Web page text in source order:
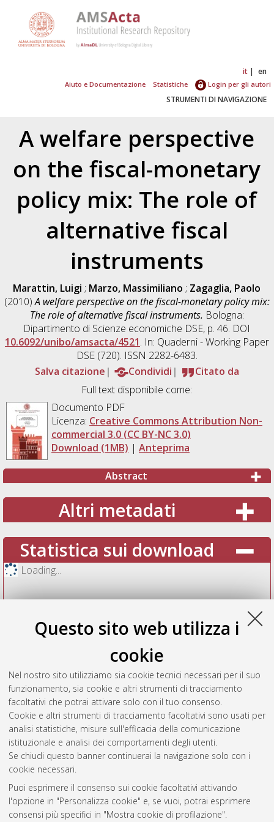
Questo sito web utilizza i
cookie
Nel nostro sito utilizziamo sia cookie tecnici necessari per il suo
funzionamento, sia cookie e altri strumenti di tracciamento
facoltativi che potrai attivare solo con il tuo consenso.
Cookie e altri strumenti di tracciamento facoltativi sono usati per
analisi statistiche, misure sull'efficacia della comunicazione
istituzionale e analisi dei comportamenti degli utenti.
Se chiudi questo banner continuerai la navigazione solo con i
cookie necessari.
Puoi esprimere il consenso sui cookie facoltativi attivando
l'opzione in "Personalizza cookie" e, se vuoi, potrai esprimere
consensi più specifici in "Mostra cookie di profilazione".
it en
Aiuto e Documentazione Statistiche Login per gli autori
STRUMENTI DI NAVIGAZIONE
A welfare perspective
on the fiscal-monetary
policy mix: The role of
alternative fiscal
instruments
Marattin, Luigi ; Marzo, Massimiliano ; Zagaglia, Paolo
(2010)A welfare perspective on the fiscal-monetary policy mix:
The role of alternative fiscal instruments. Bologna:
Dipartimento di Scienze economiche DSE, p. 46. DOI
10.6092/unibo/amsacta/4521. In: Quaderni - Working Paper
DSE (720). ISSN 2282-6483.
Salva citazione
Condividi
Citato da
Full text disponibile come:
Documento PDF
Licenza: Creative Commons Attribution Non-
commercial 3.0 (CC BY-NC 3.0)
Download (1MB) | Anteprima
Abstract
Altri metadati
Statistica sui download
Loading...
Vedi altre statistiche
Gestione del documento:
Atom
AMS Acta
ISSN: 2038-7954